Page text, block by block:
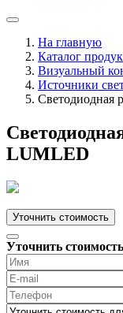
На главную
Каталог
Визуальный
Источники
Светодиодная
LUMLED
Уточнить стоимость
Уточнить стоимость